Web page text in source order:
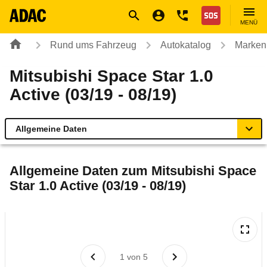
Nothilfe
MENÜ
Rund ums Fahrzeug Autokatalog
Mitsubishi Space Star 1.0
Active (03/19 - 08/19)
Allgemeine Daten
Technische Daten
Laufende Kosten
Allgemeine Daten zum Mitsubishi Space
Star 1.0 Active (03/19 - 08/19)
1 von 5